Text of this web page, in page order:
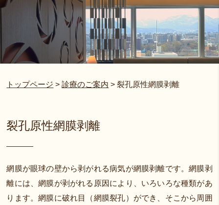
トップページ >診療のご案内 > 裂孔原性網膜剥離
裂孔原性網膜剥離
網膜が眼球の壁から剥がれる病気が網膜剥離です。網膜剥
離には、網膜が剥がれる原因により、いろいろな種類があ
ります。網膜に破れ目（網膜裂孔）ができ、そこから周囲